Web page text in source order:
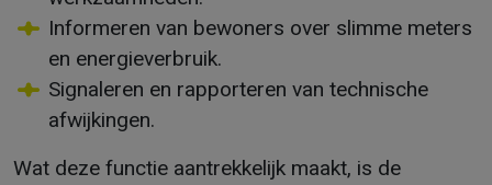
Informeren van bewoners over slimme meters
en energieverbruik.
Signaleren en rapporteren van technische
afwijkingen.
Wat deze functie aantrekkelijk maakt, is de